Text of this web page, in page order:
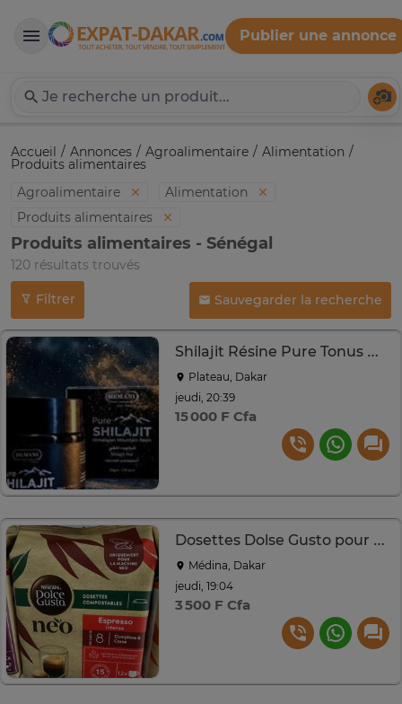
Expat-Dakar
Publier une annonce
Accueil Annonces Agroalimentaire Alimentation
Produits alimentaires
Agroalimentaire
Alimentation
Produits alimentaires
Produits alimentaires - Sénégal
120 résultats trouvés
Filtrer Sauvegarder la recherche
Shilajit Résine Pure Tonus Naturelle
Plateau, Dakar
jeudi, 20:39
15 000 F Cfa
Dosettes Dolse Gusto pour Machine NEO
Médina, Dakar
jeudi, 19:04
3 500 F Cfa